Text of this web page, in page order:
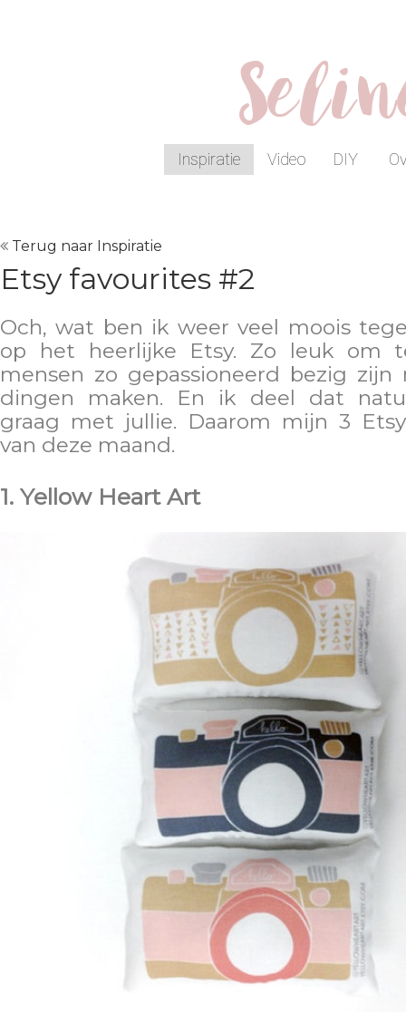
Inspiratie Video DIY
Terug naar Inspiratie
Etsy favourites #2
Och, wat ben ik weer veel moois
op het heerlijke Etsy. Zo leuk om
mensen zo gepassioneerd bezig
dingen maken. En ik deel dat
graag met jullie. Daarom mijn 3
van deze maand.
1. Yellow Heart Art